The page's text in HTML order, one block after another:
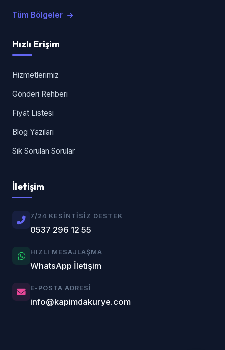
Tüm Bölgeler
Hızlı Erişim
Hizmetlerimiz
Gönderi Rehberi
Fiyat Listesi
Blog Yazıları
Sık Sorulan Sorular
İletişim
7/24 KESINTISIZ DESTEK
0537 296 12 55
HIZLI MESAJLAŞMA
WhatsApp İletişim
E-POSTA ADRESI
info@kapimdakurye.com